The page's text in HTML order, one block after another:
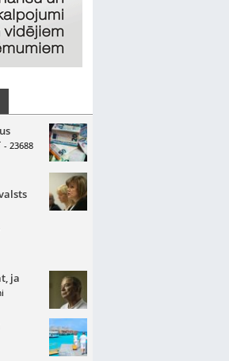
- 23688
ja